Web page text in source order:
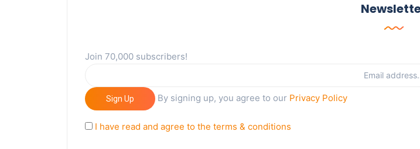
Join 70,000 subscribers!
Sign Up By signing up, you agree to our Privacy Policy
I have read and agree to the terms & conditions